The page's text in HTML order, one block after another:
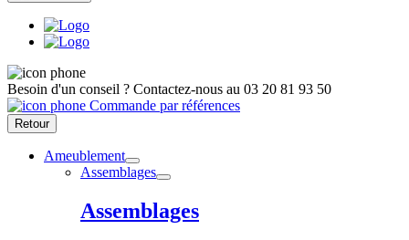
Besoin d'un conseil ? Contactez-nous au 03 20 81 93 50
Commande par références
Retour
Ameublement
Assemblages
Assemblages